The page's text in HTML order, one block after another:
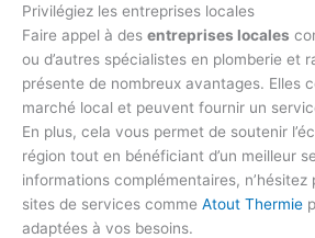
Privilégiez les entreprises locales
Faire appel à des entreprises locales
ou d’autres spécialistes en plomberie et
présente de nombreux avantages. Elles
marché local et peuvent fournir un
En plus, cela vous permet de soutenir
région tout en bénéficiant d’un meilleur
informations complémentaires, n’hésitez
sites de services comme Atout Thermie
adaptées à vos besoins.